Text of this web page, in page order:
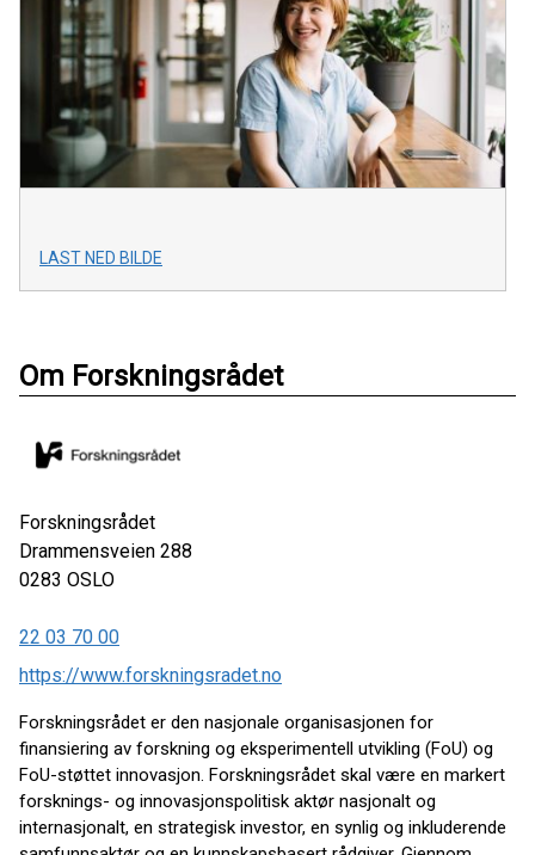
LAST NED BILDE
Om Forskningsrådet
Forskningsrådet
Drammensveien 288
0283 OSLO
22 03 70 00
https://www.forskningsradet.no
Forskningsrådet er den nasjonale organisasjonen for
finansiering av forskning og eksperimentell utvikling (FoU) og
FoU-støttet innovasjon. Forskningsrådet skal være en markert
forsknings- og innovasjonspolitisk aktør nasjonalt og
internasjonalt, en strategisk investor, en synlig og inkluderende